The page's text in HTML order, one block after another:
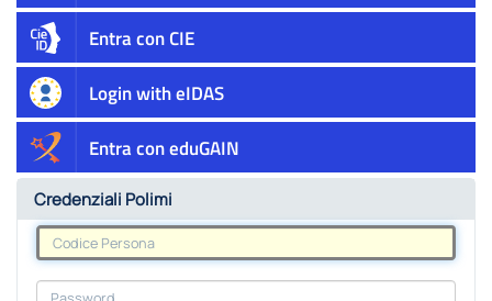
Entra con CIE
Login with eIDAS
Entra con eduGAIN
Credenziali Polimi